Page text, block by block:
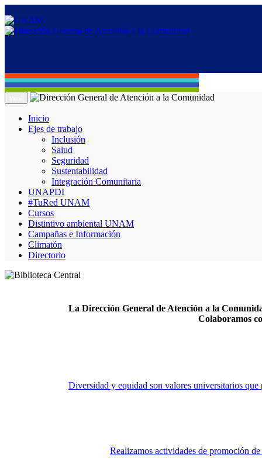
Inicio
Ejes de trabajo
Inclusión
Salud
Seguridad
Sustentabilidad
Integración Comunitaria
UNAPDI
#TuRed UNAM
Cursos
Distintivo ambiental UNAM
Campañas e Información
Climatón
Directorio
La Dirección General de Atención a la
Colaboramos
Diversidad y equidad son valores universitarios que
Realizamos actividades de promoción